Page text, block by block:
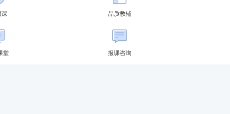
课 品质教辅
堂 报课咨询